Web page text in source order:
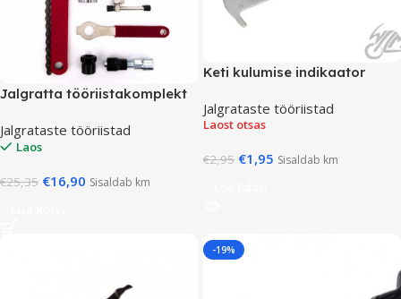
Jalgratta tööriistakomplekt
Jalgrataste tööriistad
Laos
€25,35 €16,90 Sisaldab km
Keti kulumise indikaator
Jalgrataste tööriistad
Laost otsas
€2,95 €1,95 Sisaldab km
-19%